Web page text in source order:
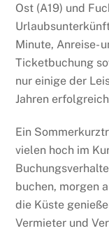
Ost (A19) und
Minute, Anreise-
Ticketbuchung
nur einige der
Jahren
Ein
vielen hoch im
buchen, morgen
die Küste
Vermieter und